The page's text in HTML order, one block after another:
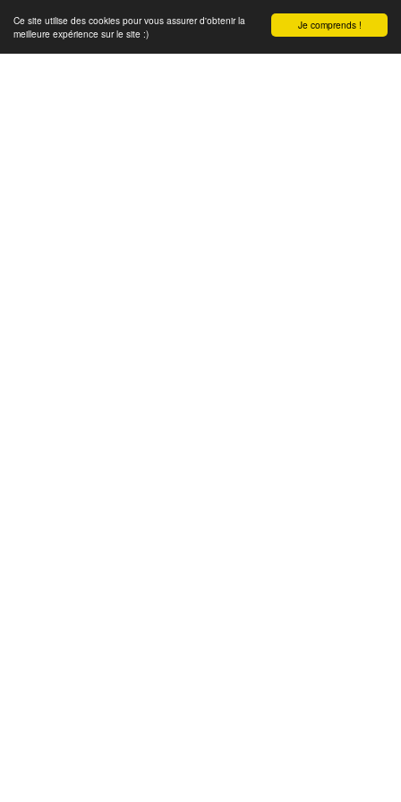
Je comprends !
Ce site utilise des cookies pour vous assurer d'obtenir la
meilleure expérience sur le site :)